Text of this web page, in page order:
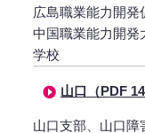
広島職業能力開発
中国職業能力開発
学校
山口（PDF
山口支部、山口障